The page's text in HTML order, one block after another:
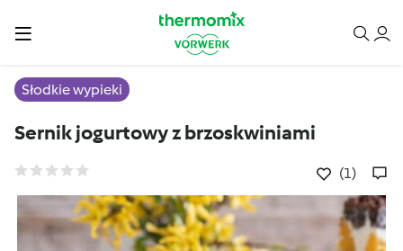
Słodkie wypieki
Sernik jogurtowy z brzoskwiniami
(1)